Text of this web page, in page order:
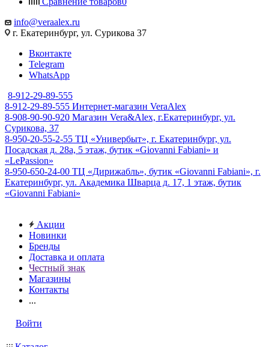
info@veraalex.ru
г. Екатеринбург, ул. Сурикова 37
Вконтакте
Telegram
WhatsApp
8-912-29-89-555
8-912-29-89-555 Интернет-магазин VeraAlex
8-908-90-90-920 Магазин Vera&Alex, г.Екатеринбург, ул.
Сурикова, 37
8-950-20-55-2-55 ТЦ «Универбыт», г. Екатеринбург, ул.
Посадская д. 28а, 5 этаж, бутик «Giovanni Fabiani» и
«LePassion»
8-950-650-24-00 ТЦ «Дирижабль», бутик «Giovanni Fabiani», г.
Екатеринбург, ул. Академика Шварца д. 17, 1 этаж, бутик
«Giovanni Fabiani»
Акции
Новинки
Бренды
Доставка и оплата
Честный знак
Магазины
Контакты
...
Войти